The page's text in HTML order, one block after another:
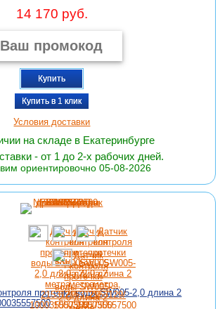
14 170 руб.
Купить
Купить в 1 клик
Условия доставки
на складе в Екатеринбурге
- от 1 до 2-х рабочих дней.
ориентировочно 05-08-2026
протечки воды SW005-2,0 длина 2